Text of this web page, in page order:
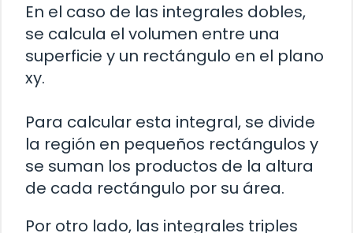
En el caso de las integrales dobles,
se calcula el volumen entre una
superficie y un rectángulo en el plano
xy.
Para calcular esta integral, se divide
la región en pequeños rectángulos y
se suman los productos de la altura
de cada rectángulo por su área.
Por otro lado, las integrales triples